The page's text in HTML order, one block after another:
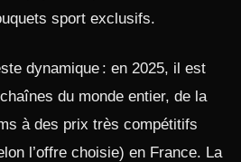
sport exclusifs.
dynamique : en 2025, il est
du monde entier, de la
à des prix très compétitifs
l’offre choisie) en France. La